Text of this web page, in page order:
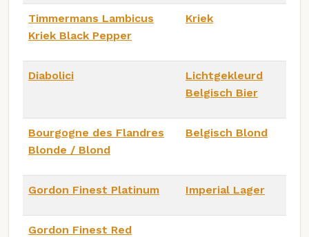
Timmermans Lambicus
Kriek Black Pepper
Kriek
Diabolici
Lichtgekleurd
Belgisch Bier
Bourgogne des Flandres
Blonde / Blond
Belgisch Blond
Gordon Finest Platinum Imperial Lager
Gordon Finest Red